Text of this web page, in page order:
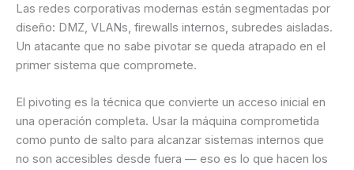
Las redes corporativas modernas están segmentadas por
diseño: DMZ, VLANs, firewalls internos, subredes aisladas.
Un atacante que no sabe pivotar se queda atrapado en el
primer sistema que compromete.
El pivoting es la técnica que convierte un acceso inicial en
una operación completa. Usar la máquina comprometida
como punto de salto para alcanzar sistemas internos que
no son accesibles desde fuera — eso es lo que hacen los